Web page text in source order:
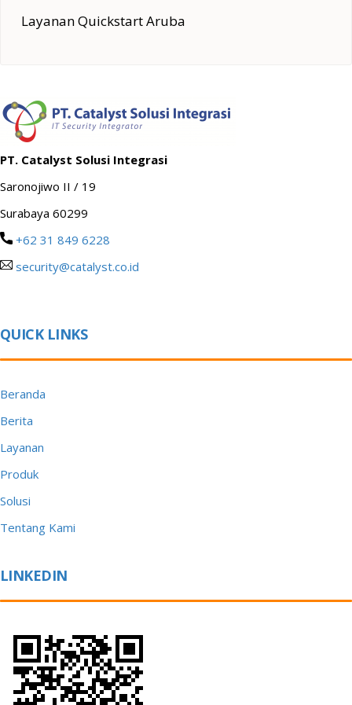
Layanan Quickstart Aruba
PT. Catalyst Solusi Integrasi
Saronojiwo II / 19
Surabaya 60299
+62 31 849 6228
security@catalyst.co.id
QUICK LINKS
Beranda
Berita
Layanan
Produk
Solusi
Tentang Kami
LINKEDIN